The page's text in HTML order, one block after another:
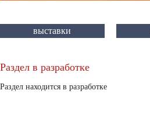
выставки
Раздел в разработке
Раздел находится в разработке